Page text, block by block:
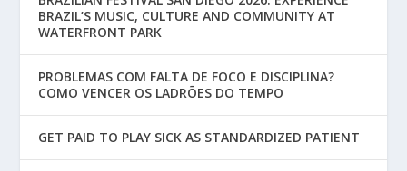
BRAZIL’S MUSIC, CULTURE AND COMMUNITY AT
WATERFRONT PARK
PROBLEMAS COM FALTA DE FOCO E DISCIPLINA?
COMO VENCER OS LADRÕES DO TEMPO
GET PAID TO PLAY SICK AS STANDARDIZED PATIENT